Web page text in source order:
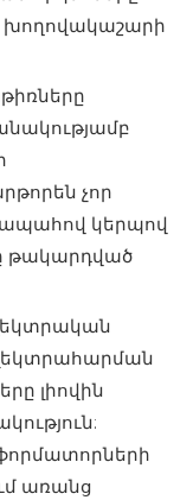
խողովակաշարի
չոր
ապահով կերպով
թակարդված
լիովին
առանց